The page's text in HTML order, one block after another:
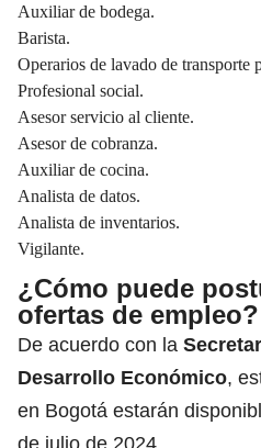
Auxiliar de bodega.
Barista.
Operarios de lavado de transporte
Profesional social.
Asesor servicio al cliente.
Asesor de cobranza.
Auxiliar de cocina.
Analista de datos.
Analista de inventarios.
Vigilante.
¿Cómo puede
ofertas de empleo?
De acuerdo con la
Desarrollo Económico,
en Bogotá estarán
de julio de 2024.